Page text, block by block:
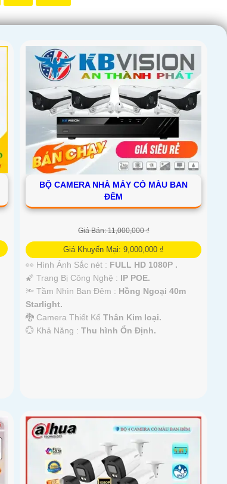
BỘ CAMERA NHÀ MÁY CÓ MÀU BAN
ĐÊM
Giá Bán: 11,000,000 ₫
Giá Khuyến Mại: 9,000,000 ₫
👀 Hình Ảnh Sắc nét : FULL HD 1080P .
🌠 Trang Bị Công Nghệ : IP POE.
🔦 Tầm Nhìn Ban Đêm : Hồng Ngoại 40m
Starlight.
🐉️ Camera Thiết KếThân Kim loại.
️💮 Khả Năng :Thu hình Ổn Định.